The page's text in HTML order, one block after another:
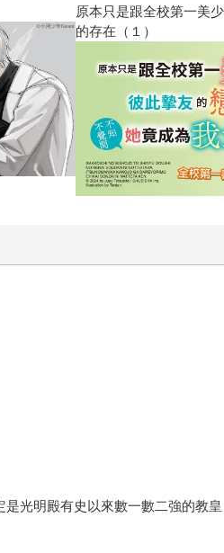
漫畫博覽會
光明殿有史以來數一數二強的教